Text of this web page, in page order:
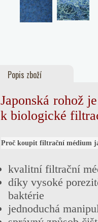
Popis zboží
Japonská rohož
k biologické
Proč koupit filtrační médium
kvalitní filtrační
díky vysoké
baktérie
jednoduchá